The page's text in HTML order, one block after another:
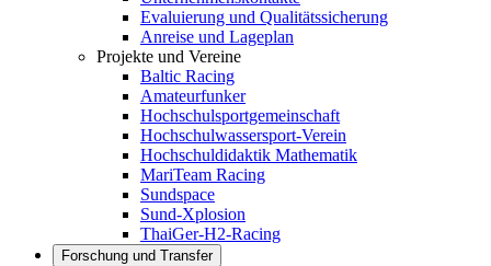
Evaluierung und Qualitätssicherung
Anreise und Lageplan
Projekte und Vereine
Baltic Racing
Amateurfunker
Hochschulsportgemeinschaft
Hochschulwassersport-Verein
Hochschuldidaktik Mathematik
MariTeam Racing
Sundspace
Sund-Xplosion
ThaiGer-H2-Racing
Forschung und Transfer